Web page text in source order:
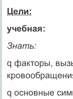
Цели:
учебная:
Знать:
q факторы,
q основные